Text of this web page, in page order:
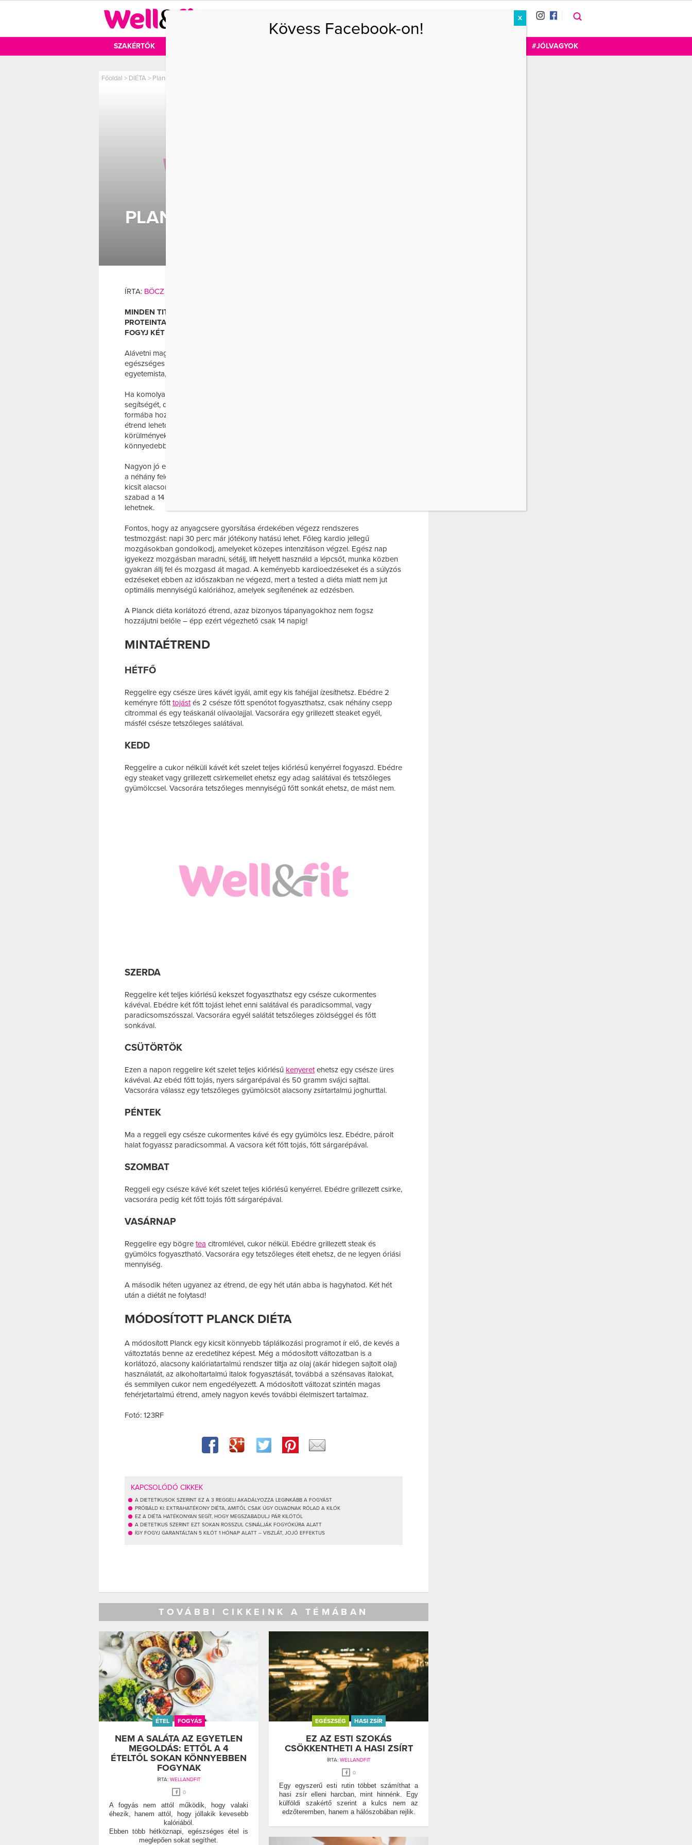
SZAKÉRTŐK #JÓLVAGYOK
Főoldal > DIÉTA > Planck diéta: gyors fogyás két hét alatt
PLANCK DIÉTA: GYORS FOGYÁS
ÍRTA: BÖCZ PIRÓ
MINDEN TITKÁT FEDEZD FEL A PLANCK DIÉTÁNAK, AMI EGY MAGAS
PROTEINTARTALMÚ ÉTREND, ÉS AMI LEHETŐVÉ TESZI, HOGY AKÁR 9 KILÓT
FOGYJ KÉT HÉT ALATT.
Alávetni magunkat egy diétának nem egyszerű, elhagyni a régi, gyakran kevésbé
egészséges szokásokat nem könnyű, főleg ha az ember nem otthon étkezik, mert
egyetemista, vagy dolgozik.
Ha komolyabb étrendbeli változtatást szeretnél, akkor kérd dietetikus vagy orvos
segítségét, de ha csak néhány kiló fogyást szeretnél elérni, és csak pár nap
formába hozó
étrend lehetővé teszi, hogy akár 9 kg-ot is fogyj 14 nap alatt, de ez nagyban függ a
körülményektől is, ne várd, hogy ilyen sokat fogysz, inkább legyen az a cél, hogy
könnyedebbnek érezd magad, és hogy formába lendülj.
Nagyon jó ebben a diétában, hogy nem kell sokáig várni arra, hogy megszabadulj
a néhány felesleges kilótól. Ez egy kéthetes étrend, de a napi kalóriabevitel egy
kicsit alacsonyabb annál, mint amit alapesetben el kellene fogyasztani, ezért nem
szabad a 14 napnál tovább tartani, mert súlyos egészségügyi következményei is
lehetnek.
Fontos, hogy az anyagcsere gyorsítása érdekében végezz rendszeres
testmozgást: napi 30 perc már jótékony hatású lehet. Főleg kardio jellegű
mozgásokban gondolkodj, amelyeket közepes intenzitáson végzel. Egész nap
igyekezz mozgásban maradni, sétálj, lift helyett használd a lépcsőt, munka közben
gyakran állj fel és mozgasd át magad. A keményebb kardioedzéseket és a súlyzós
edzéseket ebben az időszakban ne végezd, mert a tested a diéta miatt nem jut
optimális mennyiségű kalóriához, amelyek segítenének az edzésben.
A Planck diéta korlátozó étrend, azaz bizonyos tápanyagokhoz nem fogsz
hozzájutni belőle – épp ezért végezhető csak 14 napig!
MINTAÉTREND
HÉTFŐ
Reggelire egy csésze üres kávét igyál, amit egy kis fahéjjal ízesíthetsz. Ebédre 2
keményre főtttojástés 2 csésze főtt spenótot fogyaszthatsz, csak néhány csepp
citrommal és egy teáskanál olívaolajjal. Vacsorára egy grillezett steaket egyél,
másfél csésze tetszőleges salátával.
KEDD
Reggelire a cukor nélküli kávét két szelet teljes kiőrlésű kenyérrel fogyaszd. Ebédre
egy steaket vagy grillezett csirkemellet ehetsz egy adag salátával és tetszőleges
gyümölccsel. Vacsorára tetszőleges mennyiségű főtt sonkát ehetsz, de mást nem.
SZERDA
Reggelire két teljes kiőrlésű kekszet fogyaszthatsz egy csésze cukormentes
kávéval. Ebédre két főtt tojást lehet enni salátával és paradicsommal, vagy
paradicsomszósszal. Vacsorára egyél salátát tetszőleges zöldséggel és főtt
sonkával.
CSÜTÖRTÖK
Ezen a napon reggelire két szelet teljes kiőrlésű kenyeretehetsz egy csésze üres
kávéval. Az ebéd főtt tojás, nyers sárgarépával és 50 gramm svájci sajttal.
Vacsorára válassz egy tetszőleges gyümölcsöt alacsony zsírtartalmú joghurttal.
PÉNTEK
Ma a reggeli egy csésze cukormentes kávé és egy gyümölcs lesz. Ebédre, párolt
halat fogyassz paradicsommal. A vacsora két főtt tojás, főtt sárgarépával.
SZOMBAT
Reggeli egy csésze kávé két szelet teljes kiőrlésű kenyérrel. Ebédre grillezett csirke,
vacsorára pedig két főtt tojás főtt sárgarépával.
VASÁRNAP
Reggelire egy bögre tea citromlével, cukor nélkül. Ebédre grillezett steak és
gyümölcs fogyasztható. Vacsorára egy tetszőleges ételt ehetsz, de ne legyen óriási
mennyiség.
A második héten ugyanez az étrend, de egy hét után abba is hagyhatod. Két hét
után a diétát ne folytasd!
MÓDOSÍTOTT PLANCK DIÉTA
A módosított Planck egy kicsit könnyebb táplálkozási programot ír elő, de kevés a
változtatás benne az eredetihez képest. Még a módosított változatban is a
korlátozó, alacsony kalóriatartalmú rendszer tiltja az olaj (akár hidegen sajtolt olaj)
használatát, az alkoholtartalmú italok fogyasztását, továbbá a szénsavas italokat,
és semmilyen cukor nem engedélyezett. A módosított változat szintén magas
fehérjetartalmú étrend, amely nagyon kevés további élelmiszert tartalmaz.
Fotó: 123RF
KAPCSOLÓDÓ CIKKEK
A DIETETIKUSOK SZERINT EZ A 3 REGGELI AKADÁLYOZZA LEGINKÁBB A FOGYÁST
PRÓBÁLD KI: EXTRAHATÉKONY DIÉTA, AMITŐL CSAK ÚGY OLVADNAK RÓLAD A KILÓK
EZ A DIÉTA HATÉKONYAN SEGÍT, HOGY MEGSZABADULJ PÁR KILÓTÓL
A DIETETIKUS SZERINT EZT SOKAN ROSSZUL CSINÁLJÁK FOGYÓKÚRA ALATT
ÍGY FOGYJ GARANTÁLTAN 5 KILÓT 1 HÓNAP ALATT – VISZLÁT, JOJÓ EFFEKTUS
TOVÁBBI CIKKEINK A TÉMÁBAN
ÉTEL FOGYÁS
NEM A SALÁTA AZ EGYETLEN
MEGOLDÁS: ETTŐL A 4
ÉTELTŐL SOKAN KÖNNYEBBEN
FOGYNAK
ÍRTA: WELLANDFIT
0
A fogyás nem attól működik, hogy valaki
éhezik, hanem attól, hogy jóllakik kevesebb
kalóriából.
Ebben több hétköznapi, egészséges étel is
meglepően sokat segíthet.
EGÉSZSÉG HASI ZSÍR
EZ AZ ESTI SZOKÁS
CSÖKKENTHETI A HASI ZSÍRT
ÍRTA: WELLANDFIT
0
Egy egyszerű esti rutin többet számíthat a
hasi zsír elleni harcban, mint hinnénk. Egy
külföldi szakértő szerint a kulcs nem az
edzőteremben, hanem a hálószobában rejlik.
Kövess Facebook-on!
X